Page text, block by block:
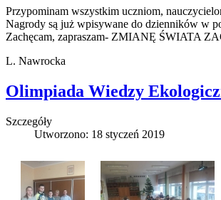
Przypominam wszystkim uczniom,
Nagrody są już wpisywane do dzienników w
Zachęcam, zapraszam- ZMIANĘ ŚWIATA
L. Nawrocka
Olimpiada Wiedzy
Szczegóły
Utworzono: 18 styczeń 2019